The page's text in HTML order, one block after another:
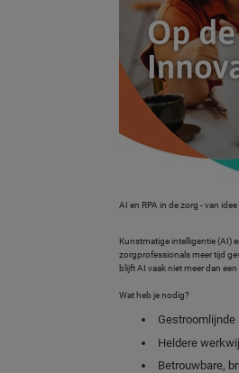
AI en RPA in de zorg - van
Kunstmatige intelligentie (AI)
zorgprofessionals meer tijd
blijft AI vaak niet meer dan
Wat heb je nodig?
Heldere
Betrouwbare,